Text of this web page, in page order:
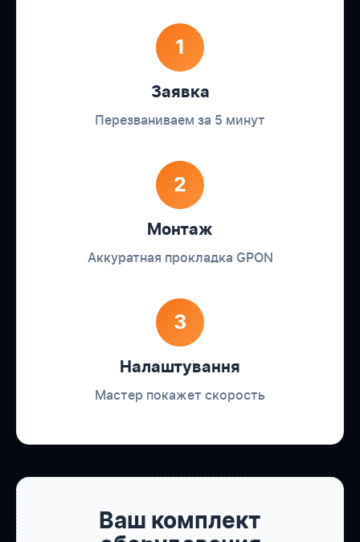
1
Заявка
Перезваниваем за 5 минут
2
Монтаж
Аккуратная прокладка GPON
3
Налаштування
Мастер покажет скорость
Ваш комплект